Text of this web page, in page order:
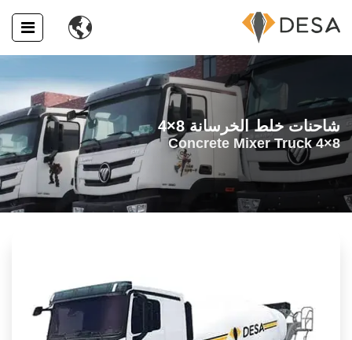

شاحنات خلط الخرسانة 8×4
8×4 Concrete Mixer Truck